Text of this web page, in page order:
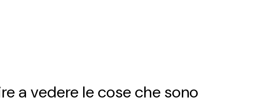
a vedere le cose che sono